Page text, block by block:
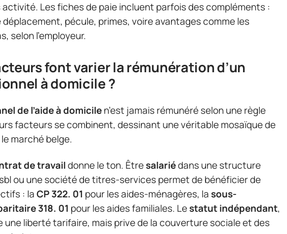
activité. Les fiches de paie incluent parfois des compléments :
pécule, primes, voire avantages comme les
selon l’employeur.
font varier la rémunération d’un
à domicile ?
de l’aide à domicilen’est jamais rémunéré selon une règle
facteurs se combinent, dessinant une véritable mosaïque de
marché belge.
de travaildonne le ton. Êtresalariédans une structure
ou une société de titres-services permet de bénéficier de
: laCP 322. 01 pour les aides-ménagères, la sous-
318. 01 pour les aides familiales. Lestatut indépendant,
une liberté tarifaire, mais prive de la couverture sociale et des